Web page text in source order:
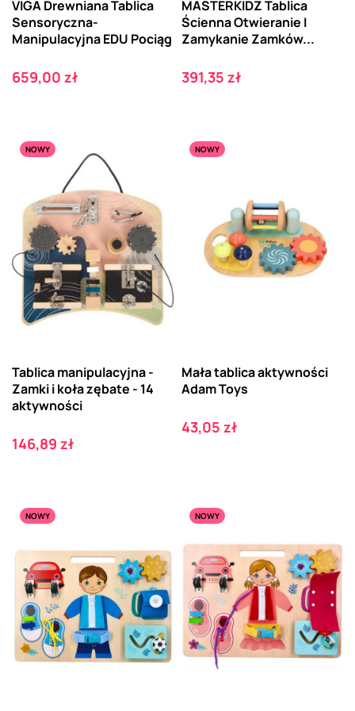
VIGA Drewniana Tablica
Sensoryczna-
Manipulacyjna EDU Pociąg
Cena
659,00 zł
MASTERKIDZ Tablica
Ścienna Otwieranie I
Zamykanie Zamków...
Cena
391,35 zł
NOWY
Tablica manipulacyjna -
Zamki i koła zębate - 14
aktywności
Cena
146,89 zł
NOWY
Mała tablica aktywności
Adam Toys
Cena
43,05 zł
NOWY NOWY